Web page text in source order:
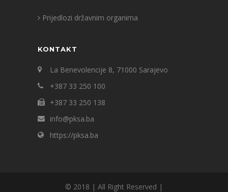
Prijedlozi državnim organima
KONTAKT
La Benevolencije 8, 71000 Sarajevo
+387 33 250 100
+387 33 250 138
info@pksa.ba
https://pksa.ba
© 2018 | All Right Reserved |